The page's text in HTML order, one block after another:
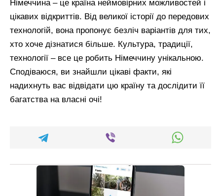
Німеччина – це країна неймовірних можливостей і
цікавих відкриттів. Від великої історії до передових
технологій, вона пропонує безліч варіантів для тих,
хто хоче дізнатися більше. Культура, традиції,
технології – все це робить Німеччину унікальною.
Сподіваюся, ви знайшли цікаві факти, які
надихнуть вас відвідати цю країну та дослідити її
багатства на власні очі!